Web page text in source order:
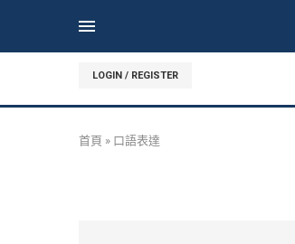
LOGIN / REGISTER
首頁 » 口語表達